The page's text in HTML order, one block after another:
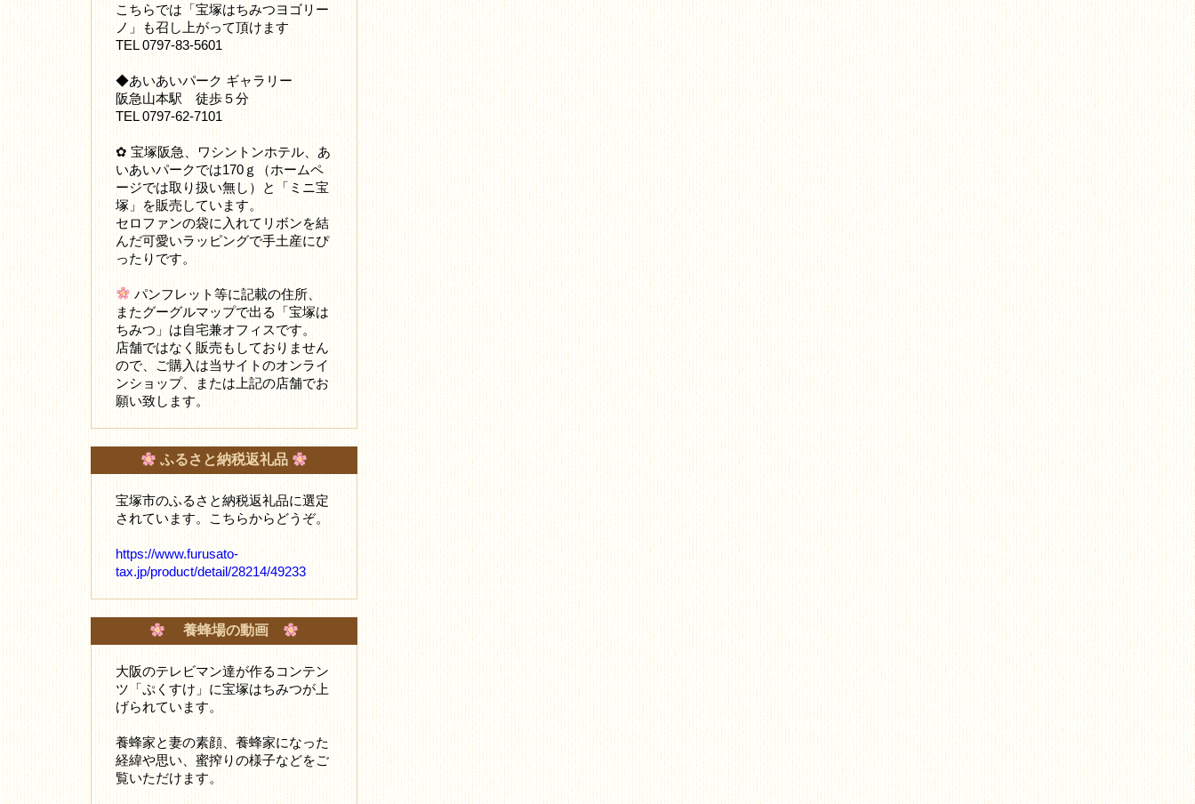
こちらでは「宝塚はちみつヨゴリー
ノ」も召し上がって頂けます
TEL 0797-83-5601
◆あいあいパーク ギャラリー
阪急山本駅 徒歩５分
TEL 0797-62-7101
✿ 宝塚阪急、ワシントンホテル、あ
いあいパークでは170ｇ（ホームペ
ージでは取り扱い無し）と「ミニ宝
塚」を販売しています。
セロファンの袋に入れてリボンを結
んだ可愛いラッピングで手土産にぴ
ったりです。
パンフレット等に記載の住所、
またグーグルマップで出る「宝塚は
ちみつ」は自宅兼オフィスです。
店舗ではなく販売もしておりません
ので、ご購入は当サイトのオンライ
ンショップ、または上記の店舗でお
願い致します。
ふるさと納税返礼品
宝塚市のふるさと納税返礼品に選定
されています。こちらからどうぞ。
https://www.furusato-
tax.jp/product/detail/28214/49233
養蜂場の動画
大阪のテレビマン達が作るコンテン
ツ「ぷくすけ」に宝塚はちみつが上
げられています。
養蜂家と妻の素顔、養蜂家になった
経緯や思い、蜜搾りの様子などをご
覧いただけます。